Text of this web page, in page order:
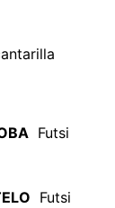
Futsi
Futsi